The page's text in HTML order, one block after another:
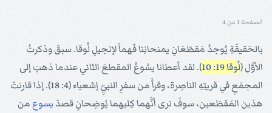
الصفحة 1 من 4
بالحَقيقَةِ يُوجدُ مَقطَعَانِ يمنحانِنا فَهماً لإنجيلِ لُوقا. سبقَ وذكرتُ
الأوَّل (لُوقا 19: 10
). لقد أعطانا يسُوعُ المقطعَ الثاني عندما ذهبَ إلى
المجمَعِ في قريتِهِ الناصِرة، وقرأَ من سفرِ النبيِّ إشعياء (4: 18). إذا قارنتَ
هذين المَقطَعين، سوفَ ترى أنَّهما كِليهما يُوضِحانِ قصدَ يسوع من